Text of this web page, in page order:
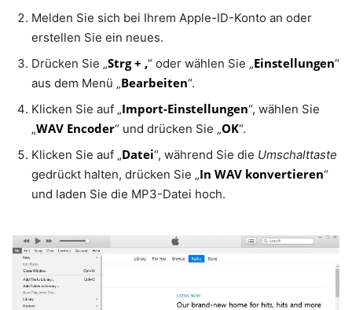
Melden Sie sich bei Ihrem Apple-ID-Konto an oder
erstellen Sie ein neues.
Drücken Sie „Strg + ,“ oder wählen Sie „Einstellungen“
aus dem Menü „Bearbeiten“.
Klicken Sie auf „Import-Einstellungen“, wählen Sie
„WAV Encoder“ und drücken Sie „OK“.
Klicken Sie auf „Datei“, während Sie die Umschalttaste
gedrückt halten, drücken Sie „In WAV konvertieren“
und laden Sie die MP3-Datei hoch.